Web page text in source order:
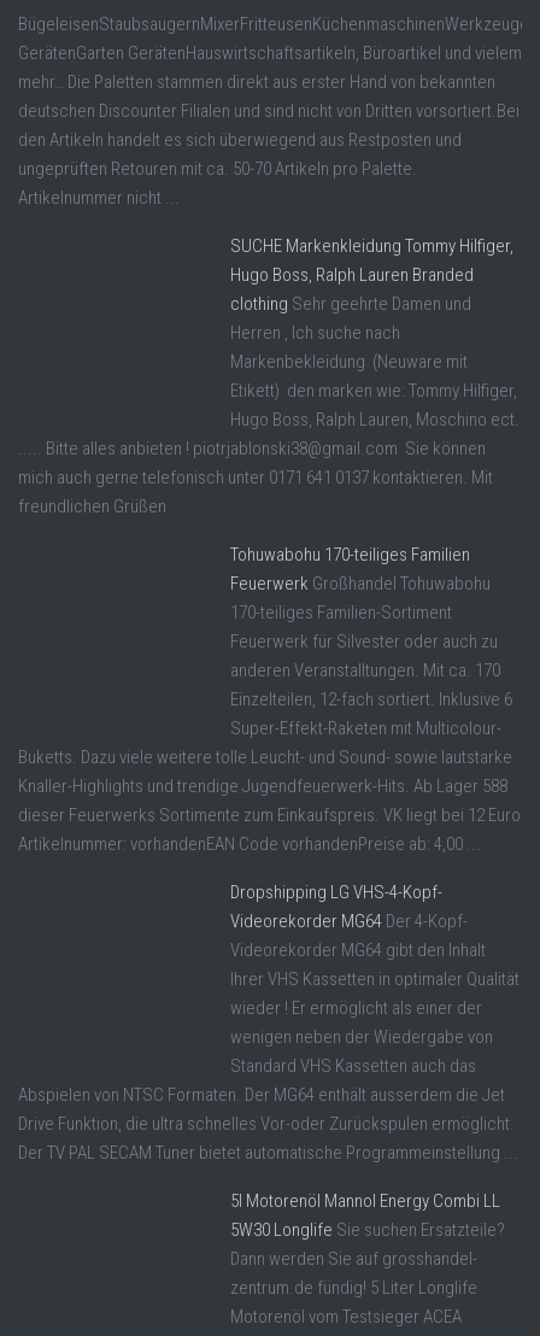
GerätenGarten GerätenHauswirtschaftsartikeln, Büroartikel und vielem
mehr… Die Paletten stammen direkt aus erster Hand von bekannten
deutschen Discounter Filialen und sind nicht von Dritten vorsortiert.Bei
den Artikeln handelt es sich überwiegend aus Restposten und
ungeprüften Retouren mit ca. 50-70 Artikeln pro Palette.
Artikelnummer nicht ...
SUCHE Markenkleidung Tommy Hilfiger,
Hugo Boss, Ralph Lauren Branded
clothing Sehr geehrte Damen und
Herren , Ich suche nach
Markenbekleidung (Neuware mit
Etikett) den marken wie: Tommy Hilfiger,
Hugo Boss, Ralph Lauren, Moschino ect.
..... Bitte alles anbieten ! piotrjablonski38@gmail.com Sie können
mich auch gerne telefonisch unter 0171 641 0137 kontaktieren. Mit
freundlichen Grüßen
Tohuwabohu 170-teiliges Familien
Feuerwerk Großhandel Tohuwabohu
170-teiliges Familien-Sortiment
Feuerwerk für Silvester oder auch zu
anderen Veranstalltungen. Mit ca. 170
Einzelteilen, 12-fach sortiert. Inklusive 6
Super-Effekt-Raketen mit Multicolour-
Buketts. Dazu viele weitere tolle Leucht- und Sound- sowie lautstarke
Knaller-Highlights und trendige Jugendfeuerwerk-Hits. Ab Lager 588
dieser Feuerwerks Sortimente zum Einkaufspreis. VK liegt bei 12 Euro
Artikelnummer: vorhandenEAN Code vorhandenPreise ab: 4,00 ...
Dropshipping LG VHS-4-Kopf-
Videorekorder MG64 Der 4-Kopf-
Videorekorder MG64 gibt den Inhalt
Ihrer VHS Kassetten in optimaler Qualität
wieder ! Er ermöglicht als einer der
wenigen neben der Wiedergabe von
Standard VHS Kassetten auch das
Abspielen von NTSC Formaten. Der MG64 enthält ausserdem die Jet
Drive Funktion, die ultra schnelles Vor-oder Zurückspulen ermöglicht.
Der TV PAL SECAM Tuner bietet automatische Programmeinstellung ...
5l Motorenöl Mannol Energy Combi LL
5W30 Longlife Sie suchen Ersatzteile?
Dann werden Sie auf grosshandel-
zentrum.de fündig! 5 Liter Longlife
Motorenöl vom Testsieger ACEA